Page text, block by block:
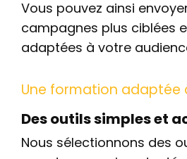
Vous pouvez ainsi
campagnes plus ciblées
adaptées à votre
Une formation adaptée
Des outils simples et
Nous sélectionnons des